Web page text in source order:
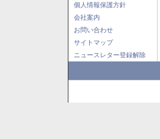
個人情報保護方針
会社案内
お問い合わせ
サイトマップ
ニュースレター登録解除